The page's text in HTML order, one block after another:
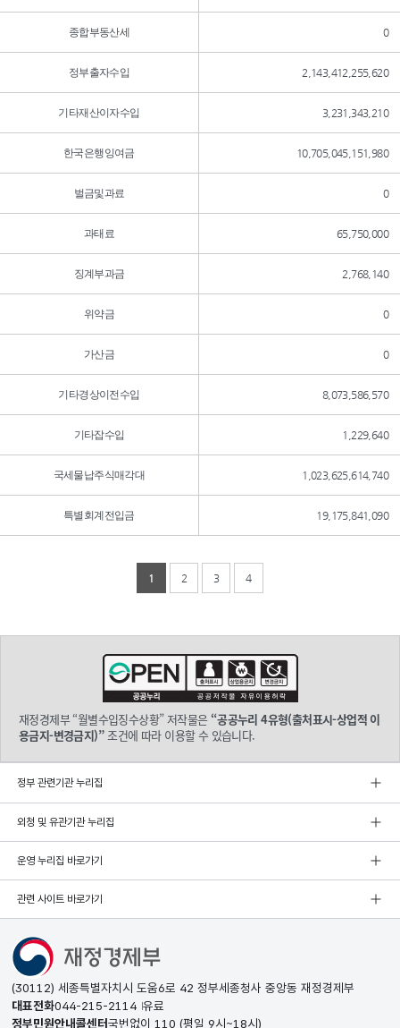
종합부동산세 0
정부출자수입 2,143,412,255,620
기타재산이자수입 3,231,343,210
한국은행잉여금 10,705,045,151,980
벌금및과료 0
과태료 65,750,000
징계부과금 2,768,140
위약금 0
가산금 0
기타경상이전수입 8,073,586,570
기타잡수입 1,229,640
국세물납주식매각대 1,023,625,614,740
특별회계전입금 19,175,841,090
1 2 3 4
재정경제부 “월별수입징수상황” 저작물은 “공공누리 4유형(출처표시-상업적 이
용금지-변경금지)”조건에 따라 이용할 수 있습니다.
정부 관련기관 누리집
외청 및 유관기관 누리집
운영 누리집 바로가기
관련 사이트 바로가기
(30112) 세종특별자치시 도움6로 42 정부세종청사 중앙동 재정경제부
대표전화044-215-2114 유료
정부민원안내콜센터국번없이 110 (평일 9시~18시)